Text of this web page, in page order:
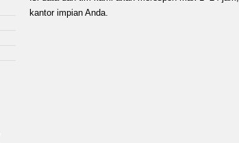
kantor impian Anda.